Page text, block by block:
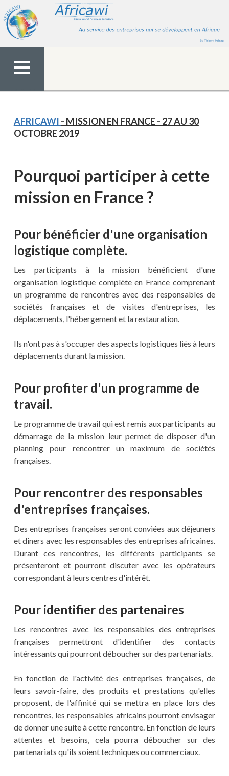
contenu
MENU
AFRICAWI - MISSION EN FRANCE - 27 AU 30
OCTOBRE 2019
Pourquoi participer à cette
mission en France ?
Pour bénéficier d'une organisation
logistique complète.
Les participants à la mission bénéficient d'une
organisation logistique complète en France comprenant
un programme de rencontres avec des responsables de
sociétés françaises et de visites d'entreprises, les
déplacements, l'hébergement et la restauration.
Ils n'ont pas à s'occuper des aspects logistiques liés à leurs
déplacements durant la mission.
Pour profiter d'un programme de
travail.
Le programme de travail qui est remis aux participants au
démarrage de la mission leur permet de disposer d'un
planning pour rencontrer un maximum de sociétés
françaises.
Pour rencontrer des responsables
d'entreprises françaises.
Des entreprises françaises seront conviées aux déjeuners
et dîners avec les responsables des entreprises africaines.
Durant ces rencontres, les différents participants se
présenteront et pourront discuter avec les opérateurs
correspondant à leurs centres d'intérêt.
Pour identifier des partenaires
Les rencontres avec les responsables des entreprises
françaises permettront d'identifier des contacts
intéressants qui pourront déboucher sur des partenariats.
En fonction de l'activité des entreprises françaises, de
leurs savoir-faire, des produits et prestations qu'elles
proposent, de l'affinité qui se mettra en place lors des
rencontres, les responsables africains pourront envisager
de donner une suite à cette rencontre. En fonction de leurs
attentes et besoins, cela pourra déboucher sur des
partenariats qu'ils soient techniques ou commerciaux.